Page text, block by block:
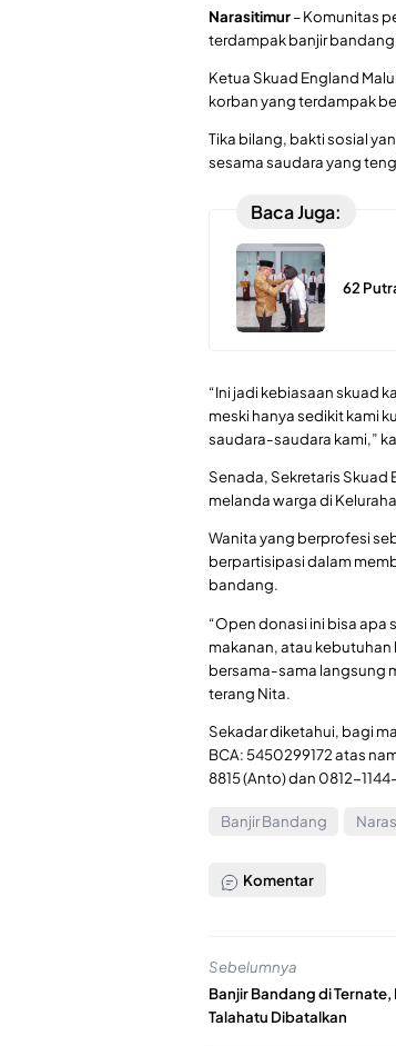
Narasitimur– Komunitas
terdampak banjir bandang
Ketua Skuad England
korban yang terdampak
Tika bilang, bakti sosial
sesama saudara yang
Baca Juga:
62
“Ini jadi kebiasaan skuad
meski hanya sedikit kami
saudara-saudara kami,”
Senada, Sekretaris Skuad
melanda warga di
Wanita yang berprofesi
berpartisipasi dalam
bandang.
“Open donasi ini bisa apa
makanan, atau kebutuhan
bersama-sama langsung
terang Nita.
Sekadar diketahui, bagi
BCA: 5450299172 atas
8815 (Anto) dan 0812-
Banjir Bandang
Komentar
Sebelumnya
Banjir Bandang di
Talahatu Dibatalkan